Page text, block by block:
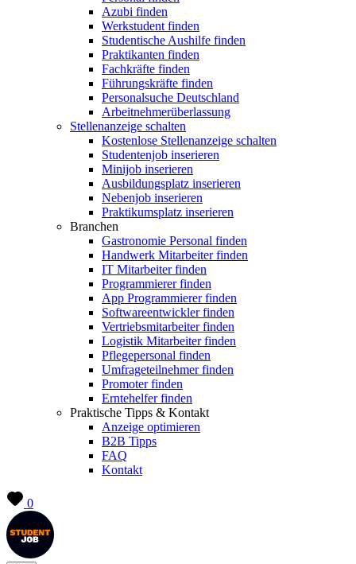
Azubi finden
Werkstudent finden
Studentische Aushilfe finden
Praktikanten finden
Fachkräfte finden
Führungskräfte finden
Personalsuche Deutschland
Arbeitnehmerüberlassung
Stellenanzeige schalten
Kostenlose Stellenanzeige schalten
Studentenjob inserieren
Minijob inserieren
Ausbildungsplatz inserieren
Nebenjob inserieren
Praktikumsplatz inserieren
Branchen
Gastronomie Personal finden
Handwerk Mitarbeiter finden
IT Mitarbeiter finden
Programmierer finden
App Programmierer finden
Softwareentwickler finden
Vertriebsmitarbeiter finden
Logistik Mitarbeiter finden
Pflegepersonal finden
Umfrageteilnehmer finden
Promoter finden
Erntehelfer finden
Praktische Tipps & Kontakt
Anzeige optimieren
B2B Tipps
FAQ
Kontakt
0